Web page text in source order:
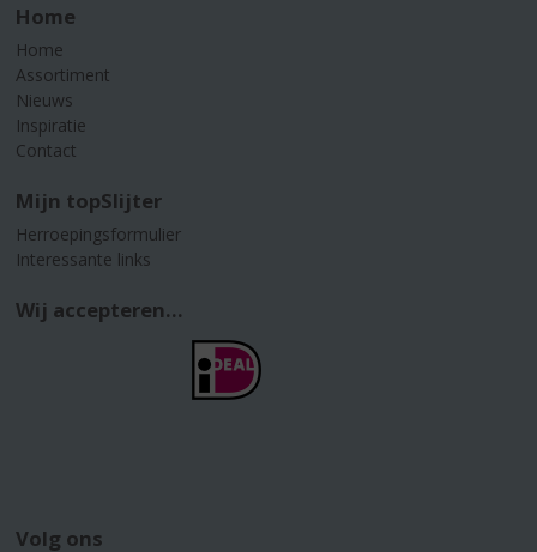
Home
Home
Assortiment
Nieuws
Inspiratie
Contact
Mijn topSlijter
Herroepingsformulier
Interessante links
Wij accepteren...
Volg ons